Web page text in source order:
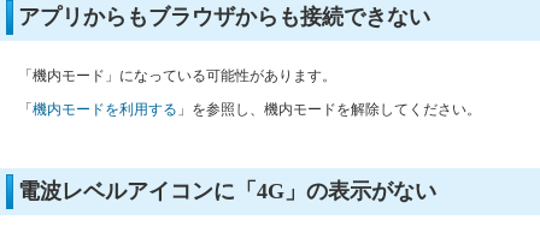
アプリからもブラウザからも接続できない
「機内モード」になっている可能性があります。
「 機内モードを利用する 」を参照し、機内モードを解除してください。
電波レベルアイコンに「4G」の表示がない